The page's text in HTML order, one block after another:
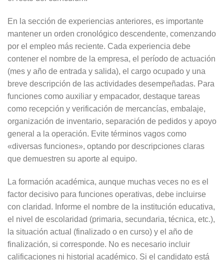
En la sección de experiencias anteriores, es importante
mantener un orden cronológico descendente, comenzando
por el empleo más reciente. Cada experiencia debe
contener el nombre de la empresa, el período de actuación
(mes y año de entrada y salida), el cargo ocupado y una
breve descripción de las actividades desempeñadas. Para
funciones como auxiliar y empacador, destaque tareas
como recepción y verificación de mercancías, embalaje,
organización de inventario, separación de pedidos y apoyo
general a la operación. Evite términos vagos como
«diversas funciones», optando por descripciones claras
que demuestren su aporte al equipo.
La formación académica, aunque muchas veces no es el
factor decisivo para funciones operativas, debe incluirse
con claridad. Informe el nombre de la institución educativa,
el nivel de escolaridad (primaria, secundaria, técnica, etc.),
la situación actual (finalizado o en curso) y el año de
finalización, si corresponde. No es necesario incluir
calificaciones ni historial académico. Si el candidato está